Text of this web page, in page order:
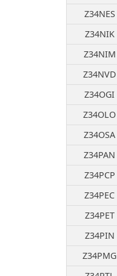
Z34NES
Z34NIK
Z34NIM
Z34NVD
Z34OGI
Z34OLO
Z34OSA
Z34PAN
Z34PCP
Z34PEC
Z34PET
Z34PIN
Z34PMG